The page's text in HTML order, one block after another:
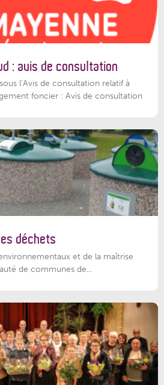
: avis de consultation
l’Avis de consultation relatif à
foncier : Avis de consultation
déchets
et de la maîtrise
de communes de...